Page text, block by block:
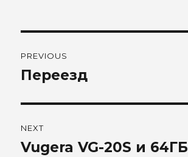
navigation
PREVIOUS
Previous
Переезд
NEXT
Next
Vugera VG-20S и 64ГБ